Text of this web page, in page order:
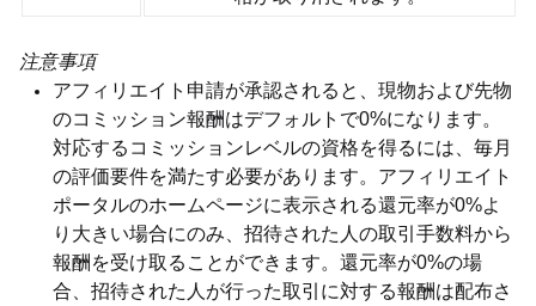
注意事項
アフィリエイト申請が承認されると、現物および先物
のコミッション報酬はデフォルトで0%になります。
対応するコミッションレベルの資格を得るには、毎月
の評価要件を満たす必要があります。アフィリエイト
ポータルのホームページに表示される還元率が0%よ
り大きい場合にのみ、招待された人の取引手数料から
報酬を受け取ることができます。還元率が0%の場
合、招待された人が行った取引に対する報酬は配布さ